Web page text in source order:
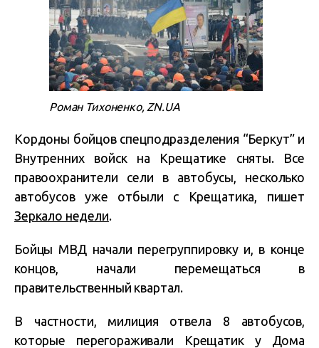
Роман Тихоненко, ZN.UA
Кордоны бойцов спецподразделения “Беркут” и
Внутренних войск на Крещатике сняты. Все
правоохранители сели в автобусы, несколько
автобусов уже отбыли с Крещатика, пишет
Зеркало недели.
Бойцы МВД начали перегруппировку и, в конце
концов, начали перемещаться в
правительственный квартал.
В частности, милиция отвела 8 автобусов,
которые перегораживали Крещатик у Дома